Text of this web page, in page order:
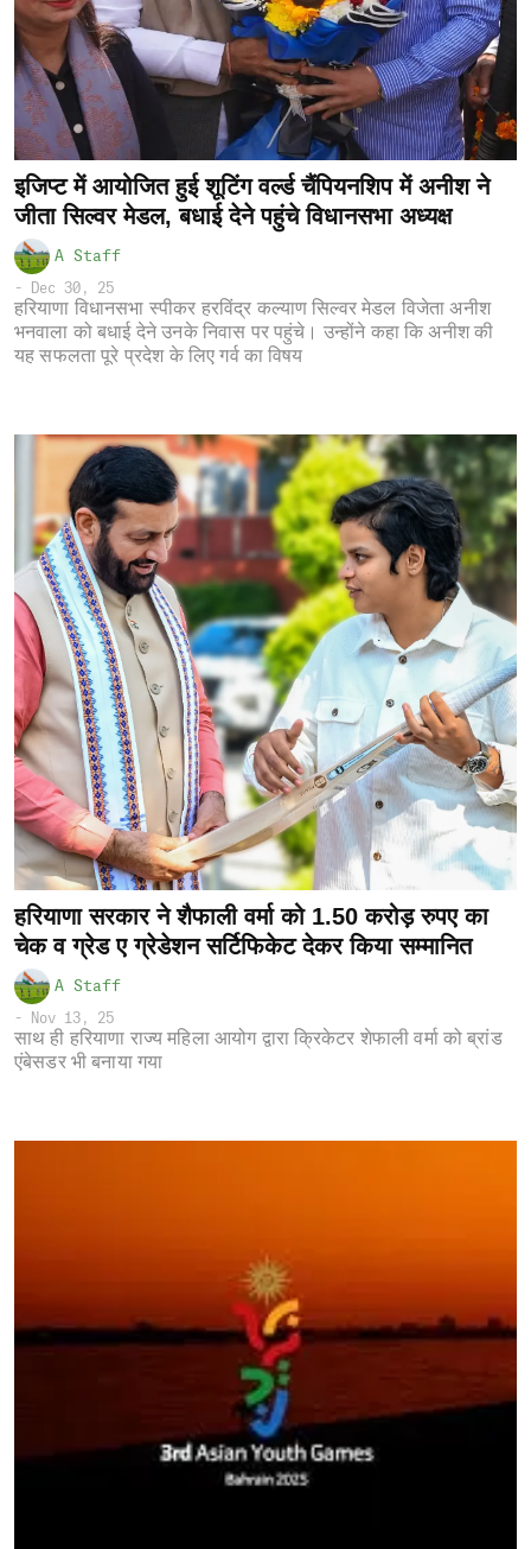
इजिप्ट में आयोजित हुई शूटिंग वर्ल्ड चैंपियनशिप में अनीश ने
जीता सिल्वर मेडल, बधाई देने पहुंचे विधानसभा अध्यक्ष
A Staff
- Dec 30, 25
हरियाणा विधानसभा स्पीकर हरविंद्र कल्याण सिल्वर मेडल विजेता अनीश
भनवाला को बधाई देने उनके निवास पर पहुंचे। उन्होंने कहा कि अनीश की
यह सफलता पूरे प्रदेश के लिए गर्व का विषय
हरियाणा सरकार ने शैफाली वर्मा को 1.50 करोड़ रुपए का
चेक व ग्रेड ए ग्रेडेशन सर्टिफिकेट देकर किया सम्मानित
A Staff
- Nov 13, 25
साथ ही हरियाणा राज्य महिला आयोग द्वारा क्रिकेटर शेफाली वर्मा को ब्रांड
एंबेसडर भी बनाया गया